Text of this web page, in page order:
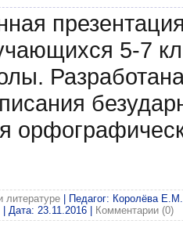
5-7
литературе | Педагог: Королёва
| Дата: 23.11.2016 Комментарии (0)